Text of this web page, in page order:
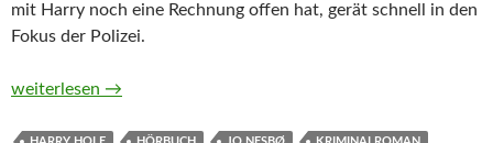
mit Harry noch eine Rechnung offen hat, gerät schnell in den
Fokus der Polizei.
Messer von Jo Nesbø (Hörbuch)
weiterlesen →